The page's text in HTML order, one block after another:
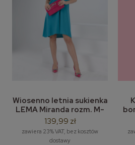
Wiosenno letnia sukienka
LEMA Miranda rozm. M-
3XL
139,99 zł
zawiera 23% VAT, bez kosztów
dostawy